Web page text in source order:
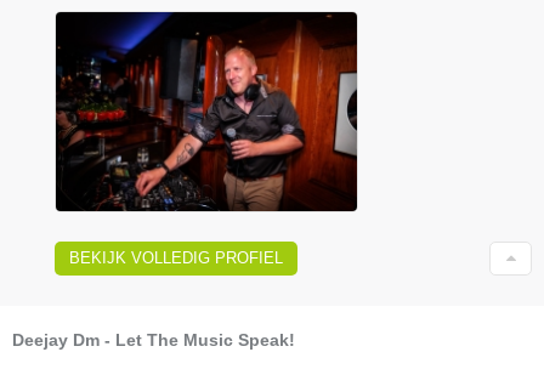
BEKIJK VOLLEDIG PROFIEL
Deejay Dm - Let The Music Speak!